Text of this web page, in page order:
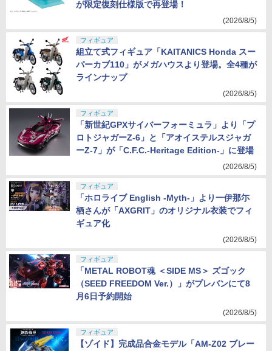
が限定復刻仕様版で再登場！
(2026/8/5)
フィギュア
組立て式フィギュア「KAITANICS Honda スー
パーカブ110」がメガハウスより登場。全4種が
ラインナップ
(2026/8/5)
フィギュア
「新世紀GPXサイバーフォーミュラ」より「プ
ロトジャガーZ-6」と「アオイステルスジャガ
ーZ-7」が「C.F.C.-Heritage Edition-」に登場
(2026/8/5)
フィギュア
「ホロライブ English -Myth-」より一伊那尓
栖さんが「AXGRIT」のオリジナル衣装でフィ
ギュア化
(2026/8/5)
フィギュア
「METAL ROBOT魂 ＜SIDE MS＞ ズゴック
（SEED FREEDOM Ver.）」がプレバンにて8
月6日予約開始
(2026/8/5)
フィギュア
【ゾイド】完成品合金モデル「AM-Z02 ブレー